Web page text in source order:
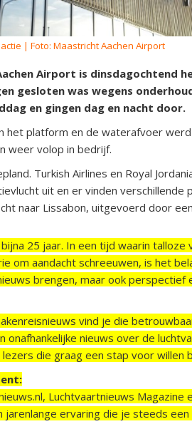
| Foto: Maastricht Aachen Airport
Airport is dinsdagochtend
gesloten was wegens
en gingen dag en nacht door.
het platform en de waterafvoer
weer volop in bedrijf.
Turkish Airlines en Royal
uit en er vinden verschillende
naar Lissabon, uitgevoerd door
25 jaar. In een tijd waarin talloze
om aandacht schreeuwen, is het
brengen, maar ook perspectief
vind je die
nieuws over de
die graag een stap voor willen
Luchtvaartnieuws Magazine
ervaring die je steeds